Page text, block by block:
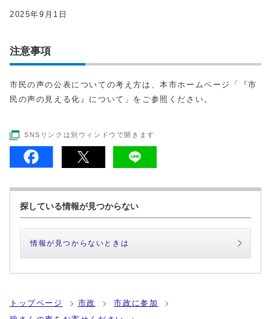
2025年9月1日
注意事項
市民の声の公表についての考え方は、本市ホームページ「『市
民の声の見える化』について」をご参照ください。
SNSリンクは別ウィンドウで開きます
探している情報が見つからない
情報が見つからないときは
トップページ 市政
市政に参加